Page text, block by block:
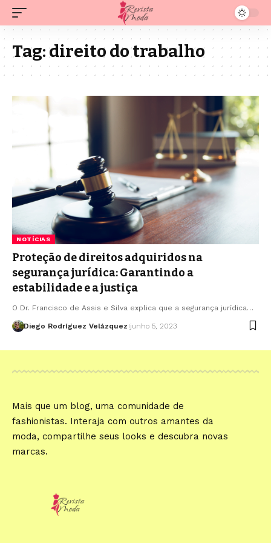
Tag:direito do trabalho
NOTÍCIAS
Proteção de direitos adquiridos na
segurança jurídica: Garantindo a
estabilidade e a justiça
O Dr. Francisco de Assis e Silva explica que a segurança jurídica…
Diego Rodríguez Velázquez junho 5, 2023
Mais que um blog, uma comunidade de
fashionistas. Interaja com outros amantes da
moda, compartilhe seus looks e descubra novas
marcas.